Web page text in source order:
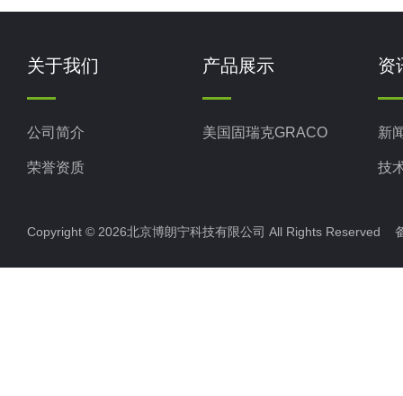
关于我们
公司简介
荣誉资质
产品展示
美国固瑞克GRACO
资
新
技
Copyright © 2026北京博朗宁科技有限公司 All Rights Reserved